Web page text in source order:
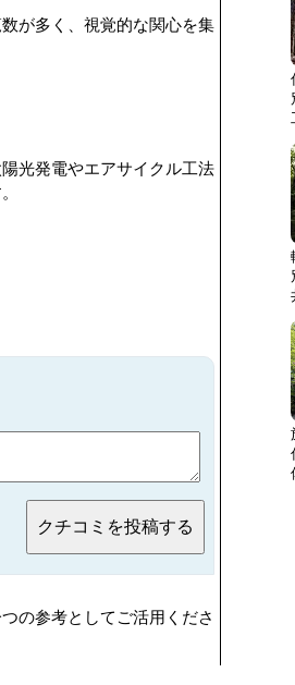
が多く、視覚的な関心を集
光発電やエアサイクル工法
の参考としてご活用くださ